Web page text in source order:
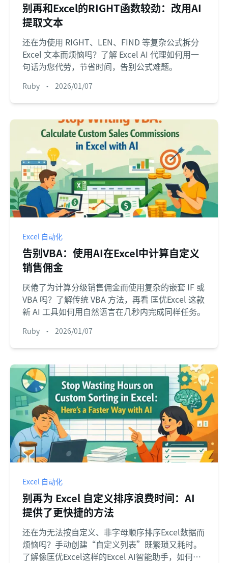
别再和Excel的RIGHT函数较劲：改用AI
提取文本
还在为使用 RIGHT、LEN、FIND 等复杂公式拆分
Excel 文本而烦恼吗？了解 Excel AI 代理如何用一
句话为您代劳，节省时间，告别公式难题。
Ruby • 2026/01/07
Excel 自动化
告别VBA：使用AI在Excel中计算自定义
销售佣金
厌倦了为计算分级销售佣金而使用复杂的嵌套 IF 或
VBA 吗？了解传统 VBA 方法，再看 匡优Excel 这款
新 AI 工具如何用自然语言在几秒内完成同样任务。
Ruby • 2026/01/07
Excel 自动化
别再为 Excel 自定义排序浪费时间：AI
提供了更快捷的方法
还在为无法按自定义、非字母顺序排序Excel数据而
烦恼吗？手动创建“自定义列表”既繁琐又耗时。
了解像匡优Excel这样的Excel AI智能助手，如何仅